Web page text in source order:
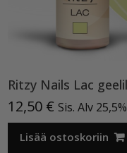
12,50 € Sis. Alv 25,5%
Lisää ostoskoriin